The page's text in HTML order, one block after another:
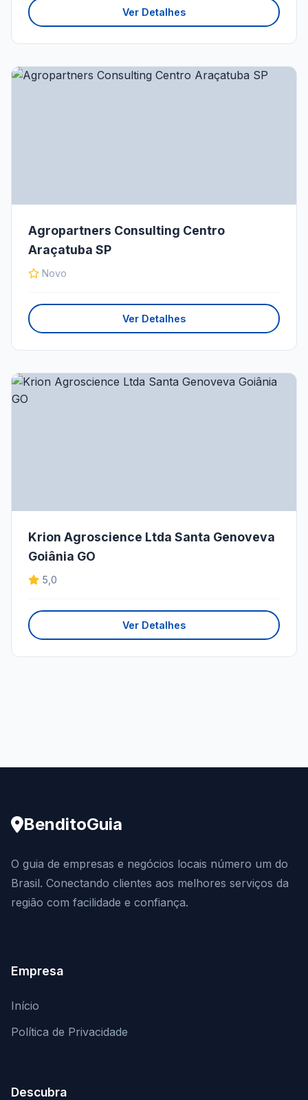
Ver Detalhes
Agropartners Consulting Centro
Araçatuba SP
Novo
Ver Detalhes
Krion Agroscience Ltda Santa Genoveva
Goiânia GO
5,0
Ver Detalhes
BenditoGuia
O guia de empresas e negócios locais número um do
Brasil. Conectando clientes aos melhores serviços da
região com facilidade e confiança.
Empresa
Início
Política de Privacidade
Descubra